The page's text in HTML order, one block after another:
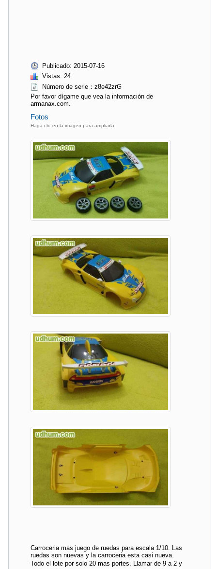
Publicado: 2015-07-16
Vistas: 24
Número de serie：z8e42zrG
Por favor dígame que vea la información de
armanax.com.
Fotos
Haga clic en la imagen para ampliarla
Carroceria mas juego de ruedas para escala 1/10. Las
ruedas son nuevas y la carroceria esta casi nueva.
Todo el lote por solo 20 mas portes. Llamar de 9 a 2 y